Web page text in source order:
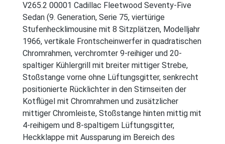
V265.2 00001 Cadillac Fleetwood Seventy-Five
Sedan (9. Generation, Serie 75, viertürige
Stufenhecklimousine mit 8 Sitzplätzen, Modelljahr
1966, vertikale Frontscheinwerfer in quadratischen
Chromrahmen, verchromter 9-reihiger und 20-
spaltiger Kühlergrill mit breiter mittiger Strebe,
Stoßstange vorne ohne Lüftungsgitter, senkrecht
positionierte Rücklichter in den Stirnseiten der
Kotflügel mit Chromrahmen und zusätzlicher
mittiger Chromleiste, Stoßstange hinten mittig mit
4-reihigem und 8-spaltigem Lüftungsgitter,
Heckklappe mit Aussparung im Bereich des